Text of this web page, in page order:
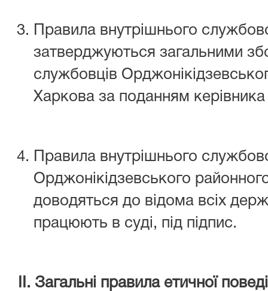
Правила внутрішнього
затверджуються загальними
службовців
Харкова за поданням керівника
Правила внутрішнього
Орджонікідзевського
доводяться до відома всіх
працюють в суді, під підпис.
ІІ. Загальні правила етичної